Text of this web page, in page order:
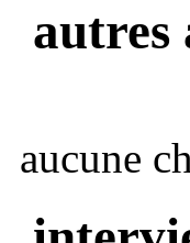
autres
aucune